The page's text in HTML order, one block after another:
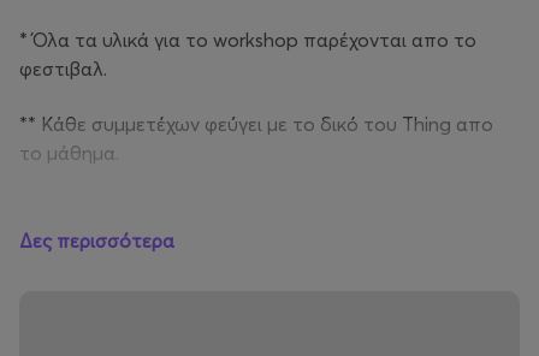
* Όλα τα υλικά για το workshop παρέχονται απο το
φεστιβαλ.
** Κάθε συμμετέχων φεύγει με το δικό του Thing απο
το μάθημα.
Δες περισσότερα